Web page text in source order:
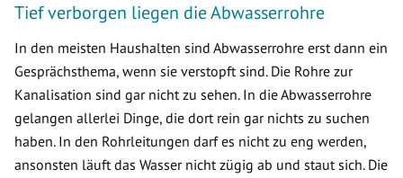
Tief verborgen liegen die Abwasserrohre
In den meisten Haushalten sind Abwasserrohre erst dann ein
Gesprächsthema, wenn sie verstopft sind. Die Rohre zur
Kanalisation sind gar nicht zu sehen. In die Abwasserrohre
gelangen allerlei Dinge, die dort rein gar nichts zu suchen
haben. In den Rohrleitungen darf es nicht zu eng werden,
ansonsten läuft das Wasser nicht zügig ab und staut sich. Die